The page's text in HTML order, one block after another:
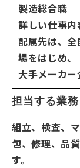
製造総合職
詳しい仕事内
配属先は、
場をはじめ、
大手メーカー
担当する業務
組立、検査、
包、修理、品
す。